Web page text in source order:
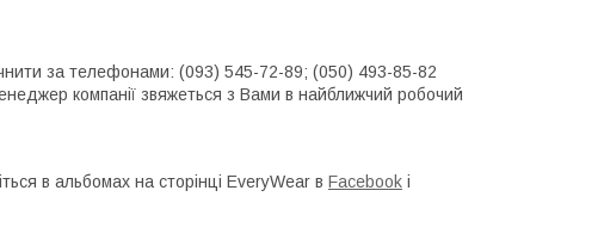
за телефонами: (093) 545-72-89; (050) 493-85-82
компанії звяжеться з Вами в найближчий робочий
в альбомах на сторінці EveryWear в Facebook і